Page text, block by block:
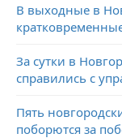
В выходные в
За сутки в
справились с
Пять
поборются за